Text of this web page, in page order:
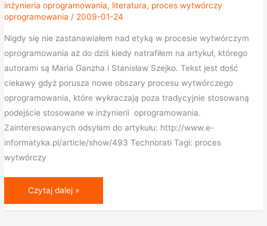
inżynieria oprogramowania, literatura, proces wytwórczy
oprogramowania / 2009-01-24
Nigdy się nie zastanawiałem nad etyką w procesie wytwórczym
oprogramowania aż do dziś kiedy natrafiłem na artykuł, którego
autorami są Maria Ganzha i Stanisław Szejko. Tekst jest dość
ciekawy gdyż porusza nowe obszary procesu wytwórczego
oprogramowania, które wykraczają poza tradycyjnie stosowaną
podejście stosowane w inżynierii oprogramowania.
Zainteresowanych odsyłam do artykułu: http://www.e-
informatyka.pl/article/show/493 Technorati Tagi: proces
wytwórczy
wytwórczym
oprogramowania
Czytaj dalej »